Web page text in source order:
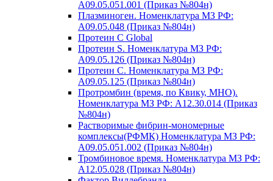
A09.05.051.001 (Приказ №804н)
Плазминоген. Номенклатура МЗ РФ:
A09.05.048 (Приказ №804н)
Протеин C Global
Протеин S. Номенклатура МЗ РФ:
A09.05.126 (Приказ №804н)
Протеин С. Номенклатура МЗ РФ:
A09.05.125 (Приказ №804н)
Протромбин (время, по Квику, МНО).
Номенклатура МЗ РФ: A12.30.014 (Приказ
№804н)
Растворимые фибрин-мономерные
комплексы(РФМК) Номенклатура МЗ РФ:
A09.05.051.002 (Приказ №804н)
Тромбиновое время. Номенклатура МЗ РФ:
A12.05.028 (Приказ №804н)